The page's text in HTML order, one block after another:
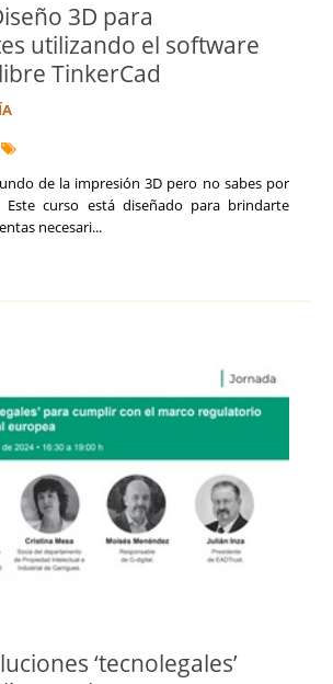
3D para
utilizando el software
TinkerCad
de la impresión 3D pero no sabes por
Este curso está diseñado para brindarte
necesari...
‘tecnolegales’